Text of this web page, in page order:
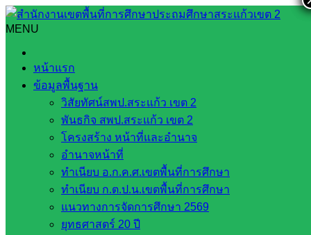
Skip
to
content
MENU
หน้าแรก
ข้อมูลพื้นฐาน
วิสัยทัศน์สพป.สระแก้ว เขต 2
พันธกิจ สพป.สระแก้ว เขต 2
โครงสร้าง หน้าที่และอำนาจ
อำนาจหน้าที่
ทำเนียบ อ.ก.ค.ศ.เขตพื้นที่การศึกษา
ทำเนียบ ก.ต.ป.น.เขตพื้นที่การศึกษา
แนวทางการจัดการศึกษา 2569
ยุทธศาสตร์ 20 ปี
Search
เอกสารประกอบการเสริมสร้างความรู้ด้านการบริหารงานการ
คลังสำหรับผู้บริหาร
เอกสารประกอบการเสริมสร้างความรู้ด้าน
การบริหารงานการคลังสำหรับผู้บริหาร
กุมภาพันธ์ 27, 2023มีนาคม 28, 2023
กฎหมายและคดี
บทความทางกฏหมาย